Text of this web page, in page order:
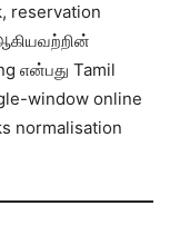
reservation
என்பது Tamil
window online
normalisation